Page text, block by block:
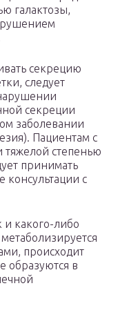
галактозы,
секрецию
следует
секреции
заболевании
Пациентам с
степенью
принимать
консультации с
какого-либо
происходит
образуются в